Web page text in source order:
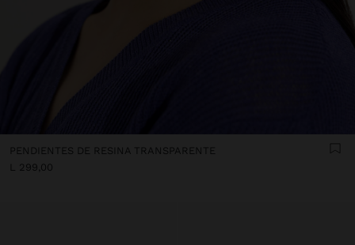
PENDIENTES DE RESINA TRANSPARENTE
L 299,00